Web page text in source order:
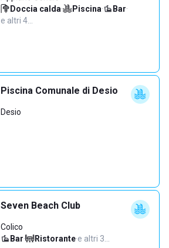
Doccia calda· Piscina· Bar·
e altri 4…
Piscina Comunale di Desio
Desio
Seven Beach Club
Colico
Bar· Ristorante·e altri 3…